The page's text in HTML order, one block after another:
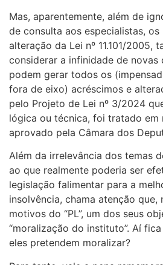
Mas, aparentemente, além de
de consulta aos especialistas,
alteração da Lei nº 11.101/2005,
considerar a infinidade de novas
podem gerar todos os
fora de eixo) acréscimos e
pelo Projeto de Lei nº 3/2024
lógica ou técnica, foi tratado em
aprovado pela Câmara dos
Além da irrelevância dos temas
ao que realmente poderia ser
legislação falimentar para a
insolvência, chama atenção que,
motivos do “PL”, um dos seus
“moralização do instituto”. Aí
eles pretendem moralizar?